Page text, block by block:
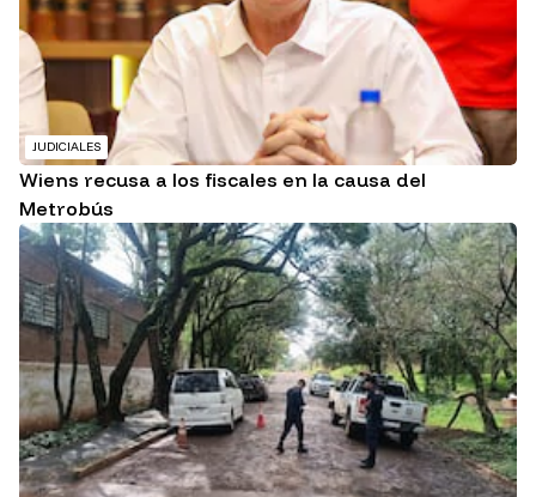
JUDICIALES
Wiens recusa a los fiscales en la causa del
Metrobús